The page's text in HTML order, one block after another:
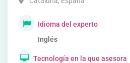
Idioma del experto
Inglés
Tecnología en la que asesora